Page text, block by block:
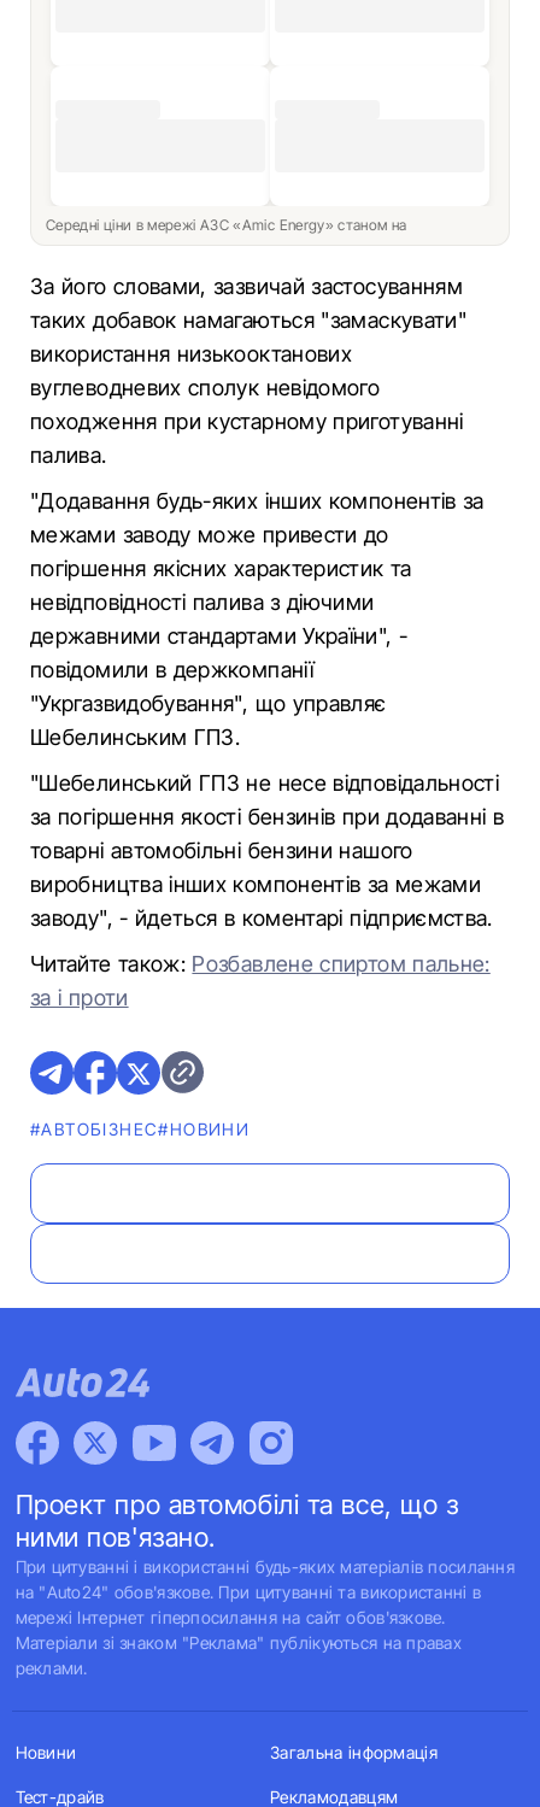
Середні ціни в мережі АЗС «Amic Energy» станом на
За його словами, зазвичай застосуванням
таких добавок намагаються "замаскувати"
використання низькооктанових
вуглеводневих сполук невідомого
походження при кустарному приготуванні
палива.
"Додавання будь-яких інших компонентів за
межами заводу може привести до
погіршення якісних характеристик та
невідповідності палива з діючими
державними стандартами України", -
повідомили в держкомпанії
"Укргазвидобування", що управляє
Шебелинським ГПЗ.
"Шебелинський ГПЗ не несе відповідальності
за погіршення якості бензинів при додаванні в
товарні автомобільні бензини нашого
виробництва інших компонентів за межами
заводу", - йдеться в коментарі підприємства.
Читайте також: Розбавлене спиртом пальне:
за і проти
#АВТОБІЗНЕС#НОВИНИ
Проект про автомобілі та все, що з
ними пов'язано.
При цитуванні і використанні будь-яких матеріалів посилання
на "Auto24" обов'язкове. При цитуванні та використанні в
мережі Інтернет гіперпосилання на сайт обов'язкове.
Матеріали зі знаком "Реклама" публікуються на правах
реклами.
Новини
Тест-драйв
Загальна інформація
Рекламодавцям